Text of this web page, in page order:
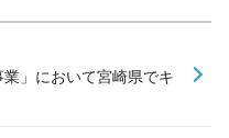
」において宮崎県でキ